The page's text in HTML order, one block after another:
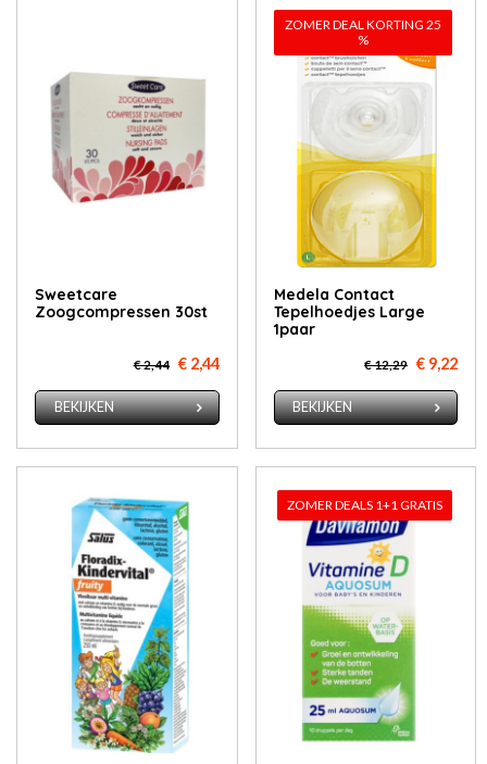
Sweetcare
Zoogcompressen 30st
€ 2,44 € 2,44
BEKIJKEN
ZOMER DEAL KORTING 25
%
Medela Contact
Tepelhoedjes Large
1paar
€ 12,29 € 9,22
BEKIJKEN
ZOMER DEALS 1+1 GRATIS